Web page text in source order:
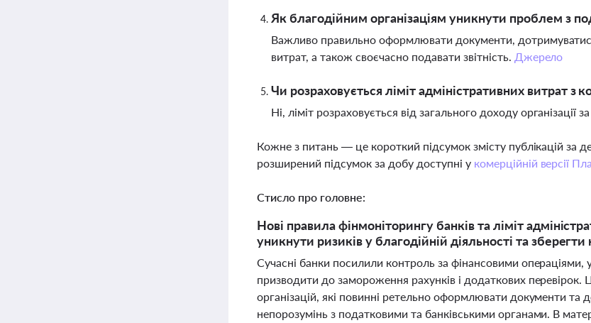
Як благодійним організаціям уникнути проблем з
Важливо правильно оформлювати документи,
витрат, а також своєчасно подавати звітність. Джерело
Чи розраховується ліміт адміністративних витрат з
Ні, ліміт розраховується від загального доходу організації
Кожне з питань — це короткий підсумок змісту публікацій
розширений підсумок за добу доступні у комерційній версії
Стисло про головне:
Нові правила фінмоніторингу банків та ліміт
уникнути ризиків у благодійній діяльності та
Сучасні банки посилили контроль за фінансовими
призводити до замороження рахунків і додаткових
організацій, які повинні ретельно оформлювати документи
непорозумінь з податковими та банківськими органами. В